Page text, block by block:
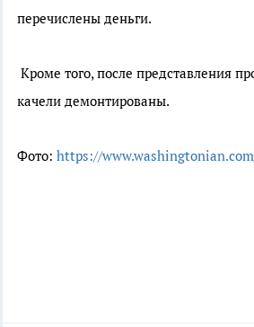
перечислены деньги.
Кроме того, после представления
качели демонтированы.
Фото: https://